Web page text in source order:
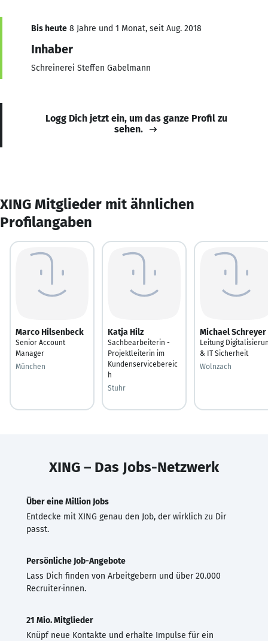
Bis heute 8 Jahre und 1 Monat, seit Aug. 2018
Inhaber
Schreinerei Steffen Gabelmann
Logg Dich jetzt ein, um das ganze Profil zu
sehen.
XING Mitglieder mit ähnlichen
Profilangaben
Marco Hilsenbeck
Senior Account
Manager
München
Katja Hilz
Sachbearbeiterin -
Projektleiterin im
Kundenservicebereic
h
Stuhr
Michael Schreyer
Leitung
& IT Sicherheit
Wolnzach
XING – Das Jobs-Netzwerk
Über eine Million Jobs
Entdecke mit XING genau den Job, der wirklich zu Dir
passt.
Persönliche Job-Angebote
Lass Dich finden von Arbeitgebern und über 20.000
Recruiter·innen.
21 Mio. Mitglieder
Knüpf neue Kontakte und erhalte Impulse für ein